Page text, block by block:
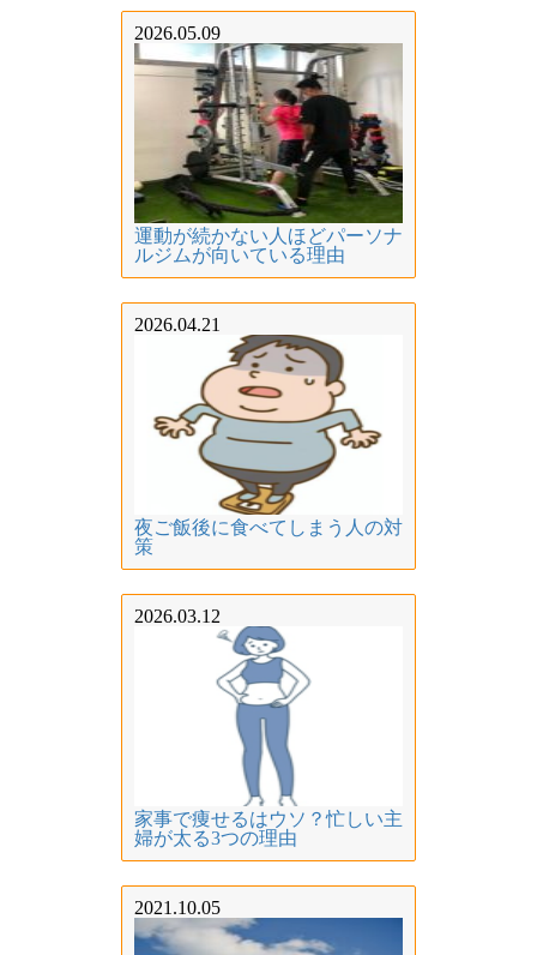
2026.05.09
運動が続かない人ほどパーソナ
ルジムが向いている理由
2026.04.21
夜ご飯後に食べてしまう人の対
策
2026.03.12
家事で痩せるはウソ？忙しい主
婦が太る3つの理由
2021.10.05